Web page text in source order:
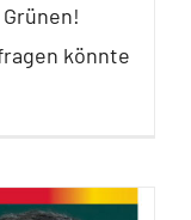
könnte